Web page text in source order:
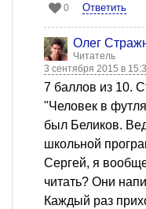
0 Ответить
Олег
Читатель
3 сентября 2015 в
7 баллов из 10.
"Человек в
был Беликов.
школьной
Сергей, я
читать? Они
Каждый раз